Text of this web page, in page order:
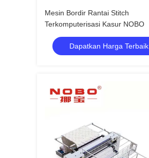
Mesin Bordir Rantai Stitch
Terkomputerisasi Kasur NOBO
Dapatkan Harga Terbaik